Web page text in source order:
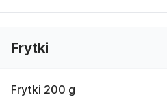
Frytki
Frytki 200 g